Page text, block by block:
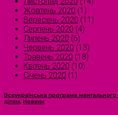
Жовтень 2020 (1)
Вересень 2020 (11)
Серпень 2020 (4)
Липень 2020 (6)
Червень 2020 (13)
Травень 2020 (18)
Квітень 2020 (10)
Січень 2020 (1)
Всеукраїнська програма
дітям, Новини